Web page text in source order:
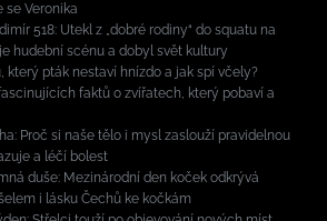
se Veronika
518: Utekl z „dobré rodiny“ do squatu na
hudební scénu a dobyl svět kultury
který pták nestaví hnízdo a jak spí včely?
faktů o zvířatech, který pobaví a
Proč si naše tělo i mysl zaslouží pravidelnou
a léčí bolest
duše: Mezinárodní den koček odkrývá
i lásku Čechů ke kočkám